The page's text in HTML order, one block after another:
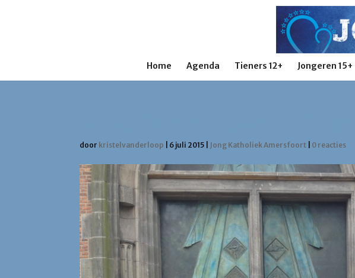
Home Agenda Tieners 12+ Jongeren 15+
door kristelvanderloop 6 juli 2015 Jong Katholiek Amersfoort 0 reacties